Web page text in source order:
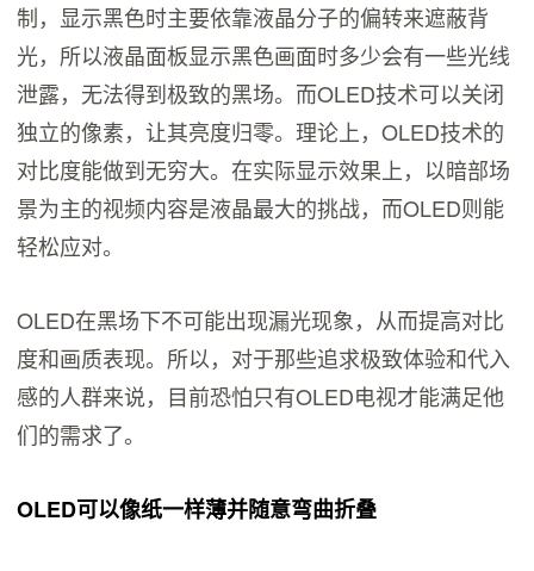
制，显示黑色时主要依靠液晶分子的偏转来遮蔽背
光，所以液晶面板显示黑色画面时多少会有一些光线
泄露，无法得到极致的黑场。而OLED技术可以关闭
独立的像素，让其亮度归零。理论上，OLED技术的
对比度能做到无穷大。在实际显示效果上，以暗部场
景为主的视频内容是液晶最大的挑战，而OLED则能
轻松应对。
OLED在黑场下不可能出现漏光现象，从而提高对比
度和画质表现。所以，对于那些追求极致体验和代入
感的人群来说，目前恐怕只有OLED电视才能满足他
们的需求了。
OLED可以像纸一样薄并随意弯曲折叠